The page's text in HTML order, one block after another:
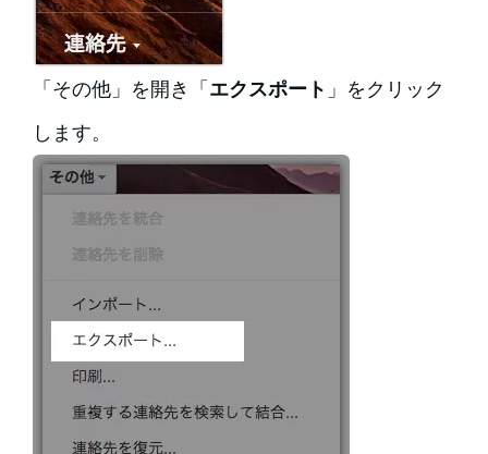
「その他」を開き「 エクスポート 」をクリック
します。